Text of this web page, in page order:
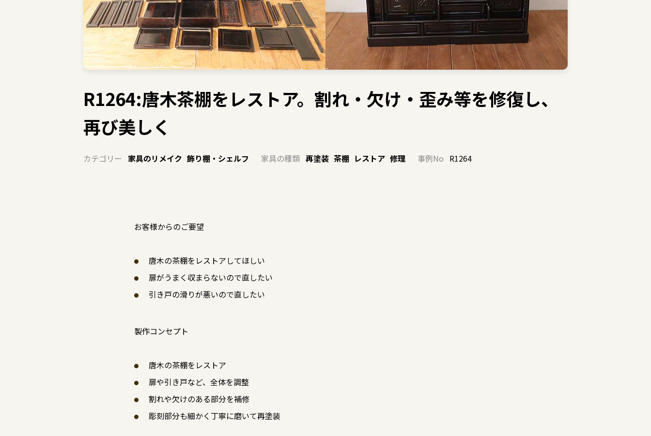
R1264:唐木茶棚をレストア。割れ・欠け・歪み等を修復し、
再び美しく
カテゴリー 家具のリメイク 飾り棚・シェルフ 家具の種類 再塗装 茶棚 レストア 修理 事例No R1264
お客様からのご要望
唐木の茶棚をレストアしてほしい
扉がうまく収まらないので直したい
引き戸の滑りが悪いので直したい
製作コンセプト
唐木の茶棚をレストア
扉や引き戸など、全体を調整
割れや欠けのある部分を補修
彫刻部分も細かく丁寧に磨いて再塗装